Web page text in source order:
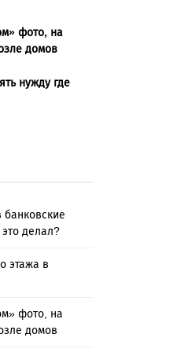
фото, на
домов
нужду где
банковские
делал?
этажа в
фото, на
домов